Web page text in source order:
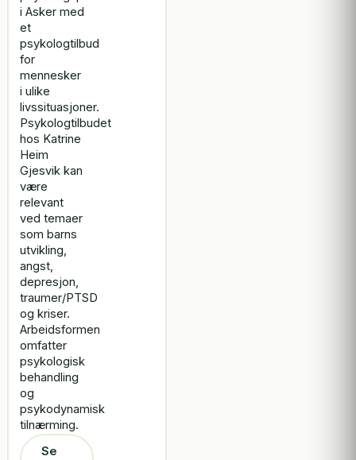
i Asker med
et
psykologtilbud
for
mennesker
i ulike
livssituasjoner.
Psykologtilbudet
hos Katrine
Heim
Gjesvik kan
være
relevant
ved temaer
som barns
utvikling,
angst,
depresjon,
traumer/PTSD
og kriser.
Arbeidsformen
omfatter
psykologisk
behandling
og
psykodynamisk
tilnærming.
Se